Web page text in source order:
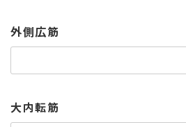
外側広筋
大内転筋